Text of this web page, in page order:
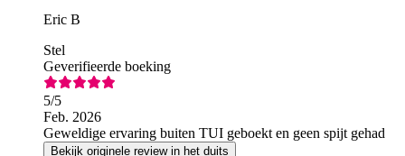
Eric B
Stel
Geverifieerde boeking
5/5
Feb. 2026
Geweldige ervaring buiten TUI geboekt en geen spijt gehad
Bekijk originele review in het duits